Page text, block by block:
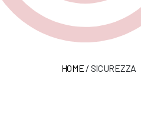
HOME / SICUREZZA